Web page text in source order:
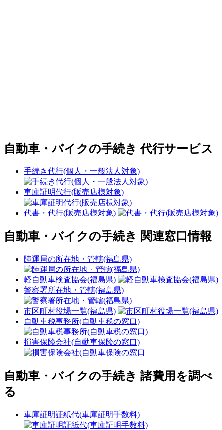
自動車・バイクの手続き 代行サービス
手続き代行(個人・一般法人対象)
車庫証明代行(販売店様対象)
代書・代行(販売店様対象)
自動車・バイクの手続き 関連窓口情報
陸運局の所在地・管轄(福島県)
軽自動車検査協会(福島県)
警察署所在地・管轄(福島県)
市区町村役場一覧(福島県)
自動車税事務所(自動車税の窓口)
損害保険会社(自動車保険の窓口)
自動車・バイクの手続き 諸費用を調べ
る
車庫証明証紙代(車庫証明手数料)